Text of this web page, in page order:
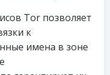
Tor позволяет
к
имена в зоне